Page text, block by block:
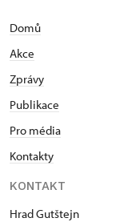
Domů
Akce
Zprávy
Publikace
Pro média
Kontakty
KONTAKT
Hrad Gutštejn